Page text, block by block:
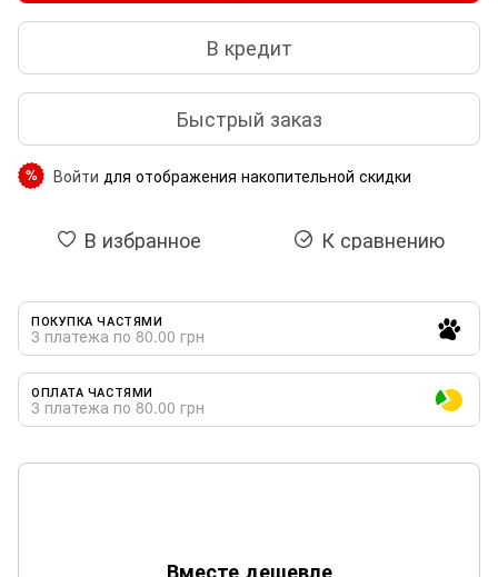
В кредит
Быстрый заказ
% Войти для отображения накопительной скидки
В избранное К сравнению
ПОКУПКА ЧАСТЯМИ
3 платежа по 80.00 грн
ОПЛАТА ЧАСТЯМИ
3 платежа по 80.00 грн
Вместе дешевле